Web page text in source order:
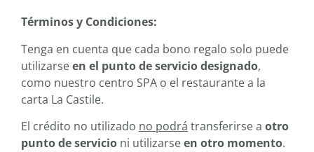
Términos y Condiciones:
Tenga en cuenta que cada bono regalo solo puede
utilizarseen el punto de servicio designado,
como nuestro centro SPA o el restaurante a la
carta La Castile.
El crédito no utilizado no podrá transferirse a otro
punto de servicio ni utilizarseen otro momento.